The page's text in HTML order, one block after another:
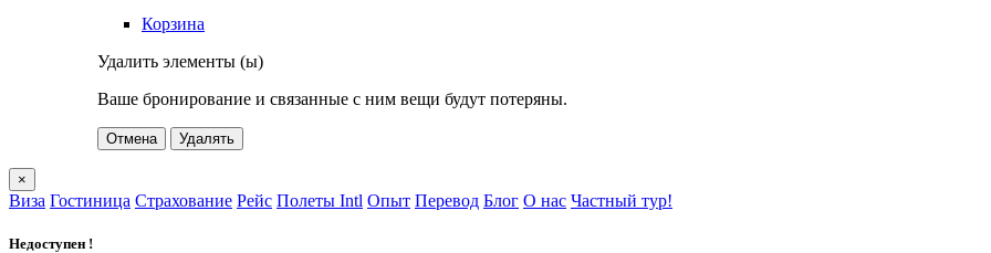
Корзина
Удалить элементы (ы)
Ваше бронирование и связанные с ним вещи будут потеряны.
Отмена Удалять
×
Виза Гостиница Страхование Рейс Полеты Intl Опыт Перевод Блог О нас Частный тур!
Недоступен !